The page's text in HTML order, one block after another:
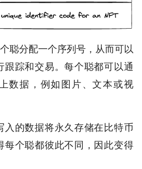
聪分配一个序列号，从而可以
跟踪和交易。每个聪都可以通
数据，例如图片、文本或视
入的数据将永久存储在比特币
每个聪都彼此不同，因此变得